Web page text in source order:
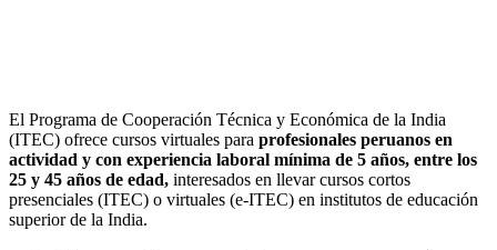
El Programa de Cooperación Técnica y Económica de la India
(ITEC) ofrece cursos virtuales para profesionales peruanos en
actividad y con experiencia laboral mínima de 5 años, entre los
25 y 45 años de edad, interesados en llevar cursos cortos
presenciales (ITEC) o virtuales (e-ITEC) en institutos de educación
superior de la India.